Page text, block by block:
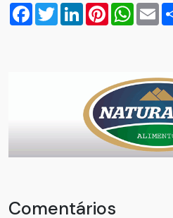
Facebook
TwitterLinkedInPinterest
Comentários